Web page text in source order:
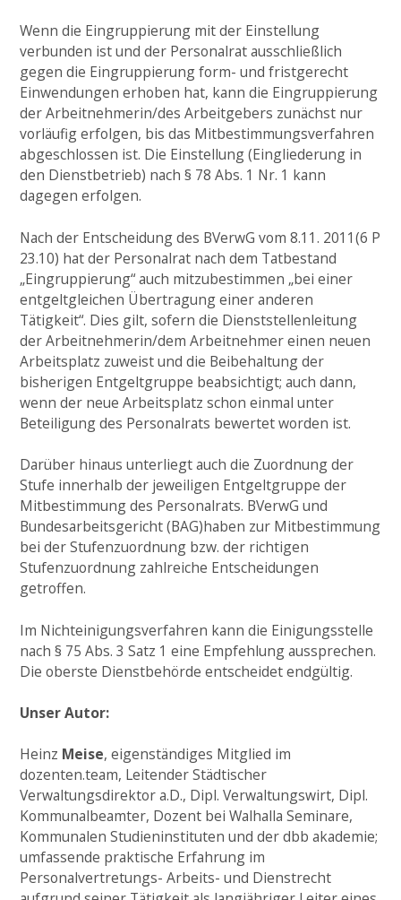
Wenn die Eingruppierung mit der Einstellung
verbunden ist und der Personalrat ausschließlich
gegen die Eingruppierung form- und fristgerecht
Einwendungen erhoben hat, kann die Eingruppierung
der Arbeitnehmerin/des Arbeitgebers zunächst nur
vorläufig erfolgen, bis das Mitbestimmungsverfahren
abgeschlossen ist. Die Einstellung (Eingliederung in
den Dienstbetrieb) nach § 78 Abs. 1 Nr. 1 kann
dagegen erfolgen.
Nach der Entscheidung des BVerwG vom 8.11. 2011(6 P
23.10) hat der Personalrat nach dem Tatbestand
„Eingruppierung“ auch mitzubestimmen „bei einer
entgeltgleichen Übertragung einer anderen
Tätigkeit“. Dies gilt, sofern die Dienststellenleitung
der Arbeitnehmerin/dem Arbeitnehmer einen neuen
Arbeitsplatz zuweist und die Beibehaltung der
bisherigen Entgeltgruppe beabsichtigt; auch dann,
wenn der neue Arbeitsplatz schon einmal unter
Beteiligung des Personalrats bewertet worden ist.
Darüber hinaus unterliegt auch die Zuordnung der
Stufe innerhalb der jeweiligen Entgeltgruppe der
Mitbestimmung des Personalrats. BVerwG und
Bundesarbeitsgericht (BAG)haben zur Mitbestimmung
bei der Stufenzuordnung bzw. der richtigen
Stufenzuordnung zahlreiche Entscheidungen
getroffen.
Im Nichteinigungsverfahren kann die Einigungsstelle
nach § 75 Abs. 3 Satz 1 eine Empfehlung aussprechen.
Die oberste Dienstbehörde entscheidet endgültig.
Unser Autor:
Heinz Meise, eigenständiges Mitglied im
dozenten.team, Leitender Städtischer
Verwaltungsdirektor a.D., Dipl. Verwaltungswirt, Dipl.
Kommunalbeamter, Dozent bei Walhalla Seminare,
Kommunalen Studieninstituten und der dbb akademie;
umfassende praktische Erfahrung im
Personalvertretungs- Arbeits- und Dienstrecht